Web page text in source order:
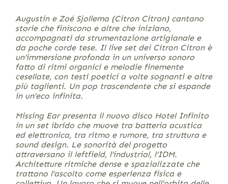
Augustin e Zoé Sjollema (Citron Citron) cantano
storie che finiscono e altre che iniziano,
accompagnati da strumentazione artigianale e
da poche corde tese. Il live set dei Citron Citron è
un’immersione profonda in un universo sonoro
fatto di ritmi organici e melodie finemente
cesellate, con testi poetici a volte sognanti e altre
più taglienti. Un pop trascendente che si espande
in un’eco infinita.
Missing Ear presenta il nuovo disco Hotel Infinito
in un set ibrido che muove tra batteria acustica
ed elettronica, tra ritmo e rumore, tra struttura e
sound design. Le sonorità del progetto
attraversano il leftfield, l’industrial, l’IDM.
Architetture ritmiche dense e spazializzate che
trattano l’ascolto come esperienza fisica e